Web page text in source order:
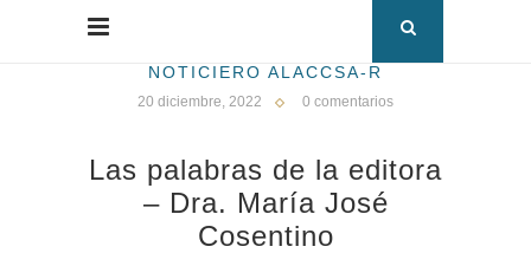
NOTICIERO ALACCSA-R
20 diciembre, 2022 0 comentarios
Las palabras de la editora
– Dra. María José
Cosentino